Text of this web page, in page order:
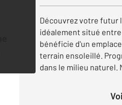
Découvrez votre futur
idéalement situé entre
bénéficie d'un
terrain ensoleillé.
dans le milieu naturel.